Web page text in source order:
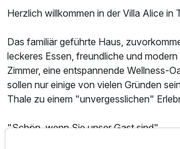
Ausstattung
Herzlich willkommen in der Villa Alice in
Das familiär geführte Haus,
leckeres Essen, freundliche und
Zimmer, eine entspannende Wellness-
sollen nur einige von vielen Gründen
Thale zu einem "unvergesslichen"
"Schön, wenn Sie unser Gast sind"